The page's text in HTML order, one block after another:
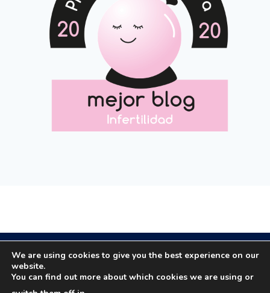
Copyright © 2020 All rights reserved.
Email: masola.org@gmail.com | Email:
We are using cookies to give you the best experience on our
website.
You can find out more about which cookies we are using or